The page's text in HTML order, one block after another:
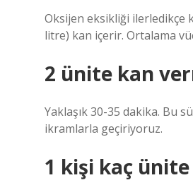
Oksijen eksikliği ilerledikçe
litre) kan içerir. Ortalama
2 ünite kan
Yaklaşık 30-35 dakika. Bu
ikramlarla geçiriyoruz.
1 kişi kaç